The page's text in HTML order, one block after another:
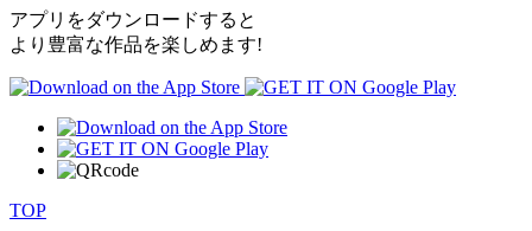
アプリをダウンロードすると
より豊富な作品を楽しめます!
TOP